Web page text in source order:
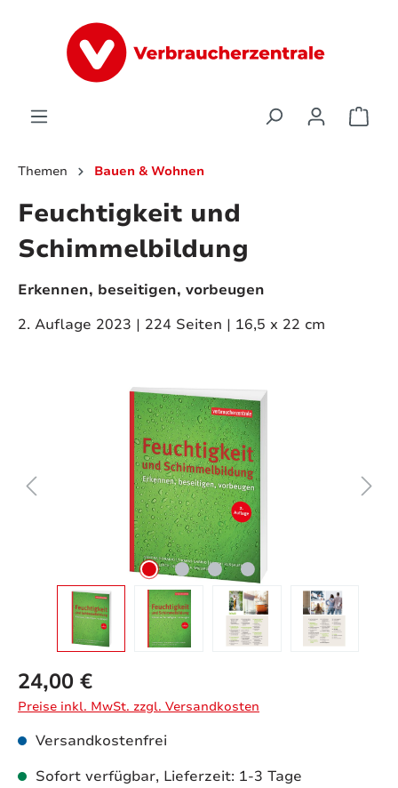
springen
Themen Bauen & Wohnen
Feuchtigkeit und
Schimmelbildung
Erkennen, beseitigen, vorbeugen
2. Auflage 2023 | 224 Seiten | 16,5 x 22 cm
Bildergalerie überspringen
24,00 €
Preise inkl. MwSt. zzgl. Versandkosten
Versandkostenfrei
Sofort verfügbar, Lieferzeit: 1-3 Tage